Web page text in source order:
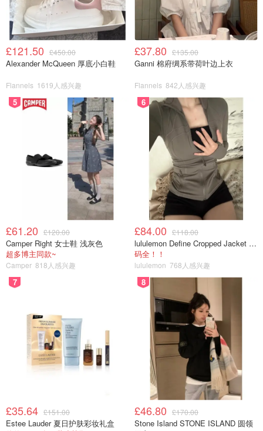
位于伦敦诺丁山的波多贝罗路集市（Portobello Road
Market）是全球最大的古董市集，也是英国最大最优质的跳
蚤市场。波多贝罗路集市还是电影《诺丁山》的拍摄地，而
且因为电影一炮而红，吸引了大量游客，成为了世界闻名的
宝和家居用品商店，琳琅满目应有尽有。
图片来源于@Visitportobello，版权属于原作者
波多贝罗路的店铺虽然周一到周六都会开放，但是
董市集一般都集中在周五、周六开放。而且每到周六都会在
路上举办露天跳蚤市场
，售卖各种各样的小手工艺品、古董
首饰、服装和一些零售杂货等。街边还有很多好吃的露天美
食摊位值得打卡！
£121.50 £450.00
Alexander McQueen 厚底小白鞋
Flannels 1619人感兴趣
£37.80 £135.00
Ganni 棉府绸系带荷叶边上衣
Flannels 842人感兴趣
5
£61.20 £120.00
Camper Right 女士鞋 浅灰色
超多博主同款~
Camper 818人感兴趣
6
£84.00 £118.00
lululemon Define Cropped Jacket Nulu 短款夹克
码全！！
lululemon 768人感兴趣
7
£35.64 £151.00
Estee Lauder 夏日护肤彩妆礼盒
8
£46.80 £170.00
Stone Island STONE ISLAND 圆领